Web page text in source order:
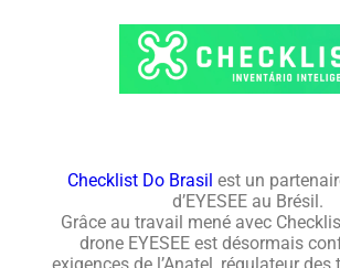
Checklist Do Brasil est un
d’EYESEE au Brésil.
Grâce au travail menéavec
drone EYESEE est désormais